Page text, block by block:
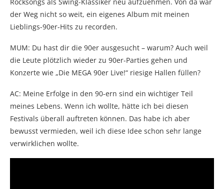
der Weg nicht so weit, ein eigenes Album mit meinen
Lieblings-90er-Hits zu recorden.
MUM: Du hast dir die 90er ausgesucht – warum? Auch weil
die Leute plötzlich wieder zu 90er-Parties gehen und
Konzerte wie „Die MEGA 90er Live!“ riesige Hallen füllen?
AC: Meine Erfolge in den 90-ern sind ein wichtiger Teil
meines Lebens. Wenn ich wollte, hätte ich bei diesen
Festivals überall auftreten können. Das habe ich aber
bewusst vermieden, weil ich diese Idee schon sehr lange
verwirklichen wollte.